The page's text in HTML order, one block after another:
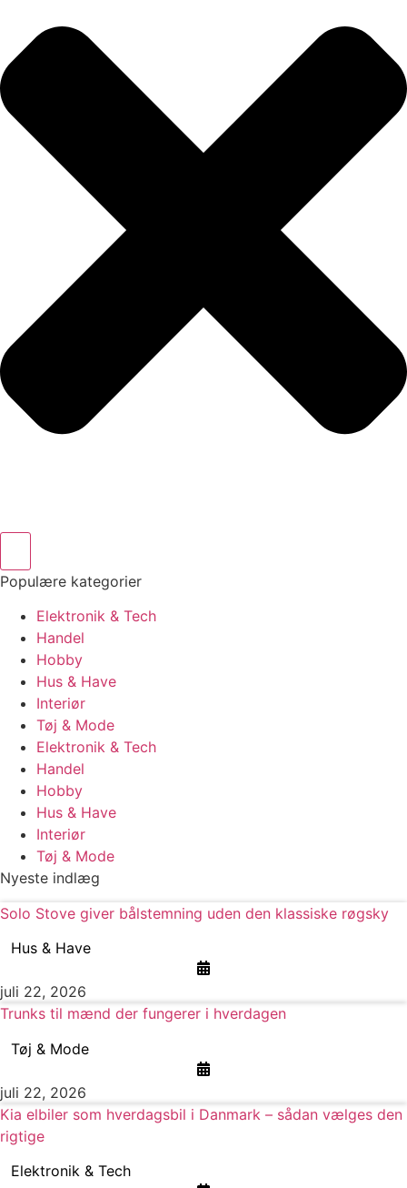
Populære kategorier
Elektronik & Tech
Handel
Hobby
Hus & Have
Interiør
Tøj & Mode
Elektronik & Tech
Handel
Hobby
Hus & Have
Interiør
Tøj & Mode
Nyeste indlæg
Solo Stove giver bålstemning uden den klassiske røgsky
Hus & Have
juli 22, 2026
Trunks til mænd der fungerer i hverdagen
Tøj & Mode
juli 22, 2026
Kia elbiler som hverdagsbil i Danmark – sådan vælges den
rigtige
Elektronik & Tech